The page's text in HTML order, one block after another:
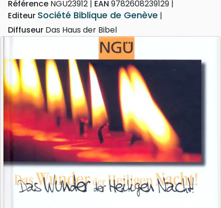
Référence NGU23912 EAN 9782608239129
Editeur Société Biblique de Genève
Diffuseur Das Haus der Bibel